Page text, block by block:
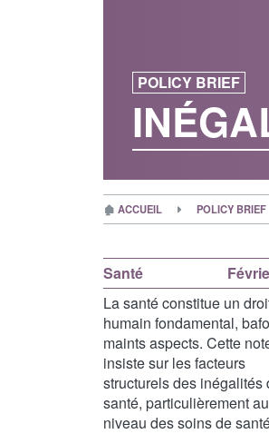
POLICY BRIEF
🏚 ACCUEIL POLICY BRIEF
Santé
La santé constitue un
humain fondamental,
maints aspects. Cette
insiste sur les facteurs
structurels des inégalités
santé, particulièrement au
niveau des soins de